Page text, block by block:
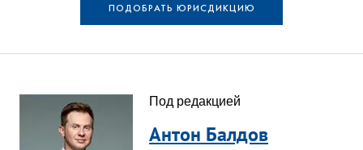
ПОДОБРАТЬ ЮРИСДИКЦИЮ
Под редакцией
Антон Балдов